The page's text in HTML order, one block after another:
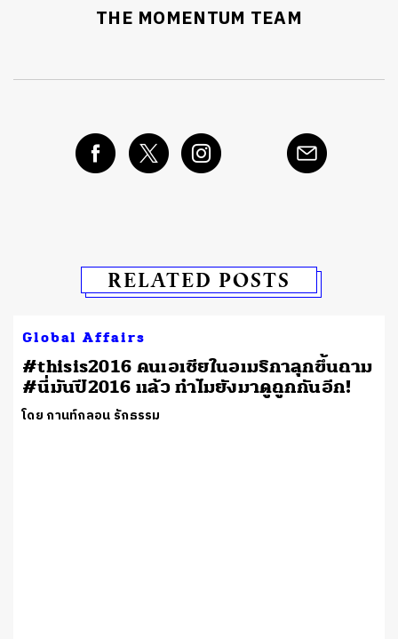
THE MOMENTUM TEAM
RELATED POSTS
Global Affairs
#thisis2016 คนเอเชียในอเมริกาลุกขึ้นถาม
#นี่มันปี2016 แล้ว ทำไมยังมาดูถูกกันอีก!
โดย กานท์กลอน รักธรรม